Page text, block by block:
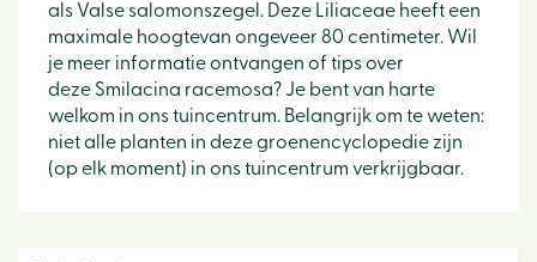
als Valse salomonszegel. Deze Liliaceae heeft een
maximale hoogtevan ongeveer 80 centimeter. Wil
je meer informatie ontvangen of tips over
deze Smilacina racemosa? Je bent van harte
welkom in ons tuincentrum. Belangrijk om te weten:
niet alle planten in deze groenencyclopedie zijn
(op elk moment) in ons tuincentrum verkrijgbaar.